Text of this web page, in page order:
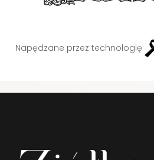
Napędzane przez technologię